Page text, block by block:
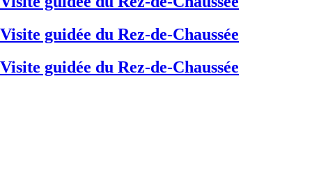
Visite guidée du Rez-de-Chaussée
Visite guidée du Rez-de-Chaussée